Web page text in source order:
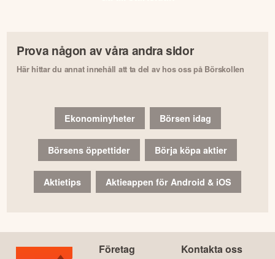
Prova någon av våra andra sidor
Här hittar du annat innehåll att ta del av hos oss på Börskollen
Ekonominyheter Börsen idag
Börsens öppettider Börja köpa aktier
Aktietips Aktieappen för Android & iOS
Företag Kontakta oss